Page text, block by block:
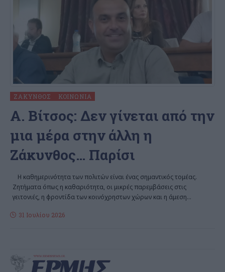
ΖΆΚΥΝΘΟΣ ΚΟΙΝΩΝΊΑ
Α. Βίτσος: Δεν γίνεται από την
μια μέρα στην άλλη η
Ζάκυνθος… Παρίσι
Η καθημερινότητα των πολιτών είναι ένας σημαντικός τομέας.
Ζητήματα όπως η καθαριότητα, οι μικρές παρεμβάσεις στις
γειτονιές, η φροντίδα των κοινόχρηστων χώρων και η άμεση…
31 Ιουλίου 2026